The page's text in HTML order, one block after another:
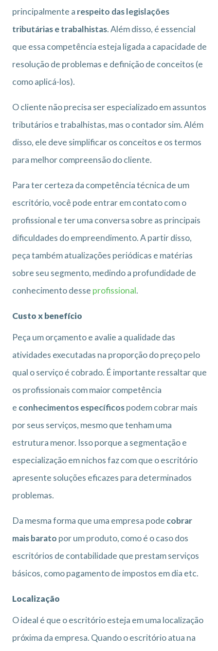
principalmente a respeito das legislações
tributárias e trabalhistas. Além disso, é essencial
que essa competência esteja ligada a capacidade de
resolução de problemas e definição de conceitos (e
como aplicá-los).
O cliente não precisa ser especializado em assuntos
tributários e trabalhistas, mas o contador sim. Além
disso, ele deve simplificar os conceitos e os termos
para melhor compreensão do cliente.
Para ter certeza da competência técnica de um
escritório, você pode entrar em contato com o
profissional e ter uma conversa sobre as principais
dificuldades do empreendimento. A partir disso,
peça também atualizações periódicas e matérias
sobre seu segmento, medindo a profundidade de
conhecimento desse profissional.
Custo x benefício
Peça um orçamento e avalie a qualidade das
atividades executadas na proporção do preço pelo
qual o serviço é cobrado. É importante ressaltar que
os profissionais com maior competência
e conhecimentos específicospodem cobrar mais
por seus serviços, mesmo que tenham uma
estrutura menor. Isso porque a segmentação e
especialização em nichos faz com que o escritório
apresente soluções eficazes para determinados
problemas.
Da mesma forma que uma empresa pode cobrar
mais barato por um produto, como é o caso dos
escritórios de contabilidade que prestam serviços
básicos, como pagamento de impostos em dia etc.
Localização
O ideal é que o escritório esteja em uma localização
próxima da empresa. Quando o escritório atua na